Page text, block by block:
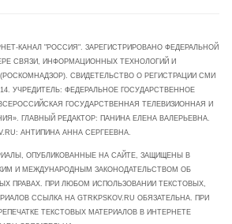
КАНАЛ "РОССИЯ". ЗАРЕГИСТРИРОВАНО ФЕДЕРАЛЬНОЙ
СВЯЗИ, ИНФОРМАЦИОННЫХ ТЕХНОЛОГИЙ И
СВИДЕТЕЛЬСТВО О РЕГИСТРАЦИИ СМИ
УЧРЕДИТЕЛЬ: ФЕДЕРАЛЬНОЕ ГОСУДАРСТВЕННОЕ
ГОСУДАРСТВЕННАЯ ТЕЛЕВИЗИОННАЯ И
ГЛАВНЫЙ РЕДАКТОР: ПАНИНА ЕЛЕНА ВАЛЕРЬЕВНА.
АНТИПИНА АННА СЕРГЕЕВНА.
ОПУБЛИКОВАННЫЕ НА САЙТЕ, ЗАЩИЩЕНЫ В
И МЕЖДУНАРОДНЫМ ЗАКОНОДАТЕЛЬСТВОМ ОБ
ПРАВАХ. ПРИ ЛЮБОМ ИСПОЛЬЗОВАНИИ ТЕКСТОВЫХ,
ССЫЛКА НА GTRKPSKOV.RU ОБЯЗАТЕЛЬНА. ПРИ
ТЕКСТОВЫХ МАТЕРИАЛОВ В ИНТЕРНЕТЕ